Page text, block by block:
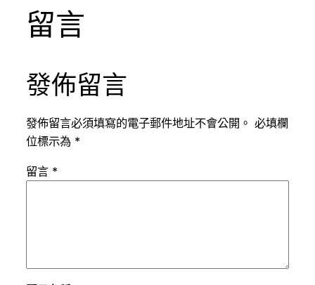
留言
發佈留言
發佈留言必須填寫的電子郵件地址不會公開。 必填欄
位標示為 *
留言 *